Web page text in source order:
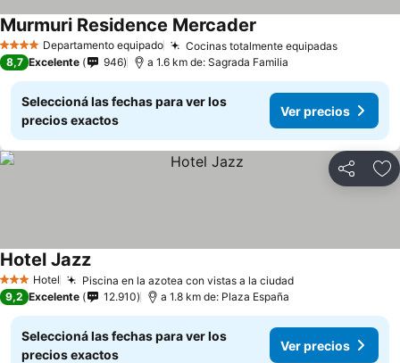
4 EstrellasDepartamento equipado Cocinas totalmente equipadas
Murmuri Residence Mercader
8,7 Excelente 946 a 1.6 km de: Sagrada Familia
Seleccioná las fechas para ver los
precios exactos
Ver precios
Compartir
3 Estrellas
Hotel Piscina en la azotea con vistas a la ciudad
Hotel Jazz
9,2 Excelente 12.910 a 1.8 km de: Plaza España
Seleccioná las fechas para ver los
precios exactos
Ver precios